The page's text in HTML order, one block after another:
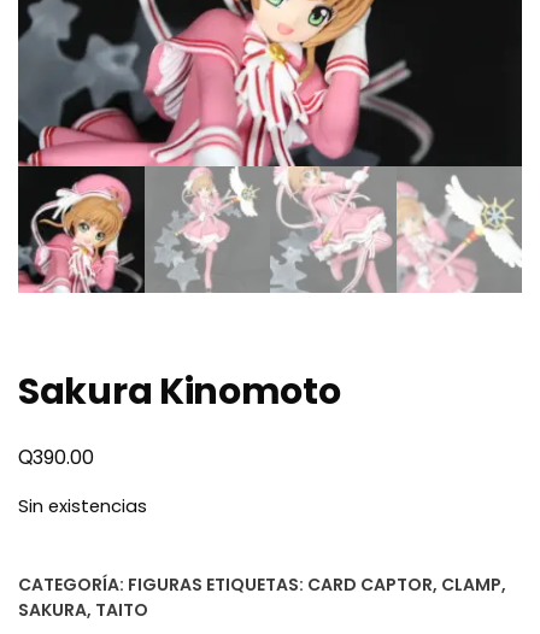
Sakura Kinomoto
Q390.00
Sin existencias
CATEGORÍA: FIGURAS ETIQUETAS: CARD CAPTOR, CLAMP,
SAKURA, TAITO